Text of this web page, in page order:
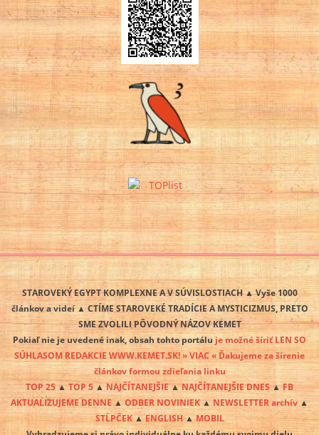
STAROVEKÝ EGYPT KOMPLEXNE A V SÚVISLOSTIACH ▲ Vyše 1000
článkov a videí ▲ CTÍME STAROVEKÉ TRADÍCIE A MYSTICIZMUS, PRETO
SME ZVOLILI PÔVODNÝ NÁZOV KEMET
Pokiaľ nie je uvedené inak, obsah tohto portálu je možné šíriť LEN SO
SÚHLASOM REDAKCIE WWW.KEMET.SK! » VIAC « Ďakujeme za šírenie
článkov formou zdieľania linku
TOP 25 ▲ TOP 5▲NAJČÍTANEJŠIE▲NAJČÍTANEJŠIE DNES ▲FB
AKTUALIZUJEME DENNE▲ODBER NOVINIEK▲ NEWSLETTER archív ▲
STĹPČEK▲ENGLISH▲MOBIL